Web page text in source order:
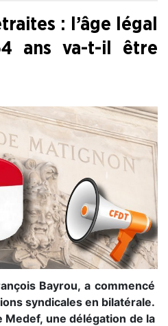
: l’âge légal
ans va-t-il être
Bayrou, a commencé
syndicales en bilatérale.
Medef, une délégation de la